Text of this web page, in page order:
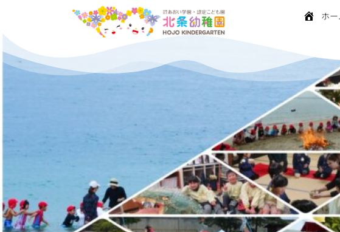
ホー